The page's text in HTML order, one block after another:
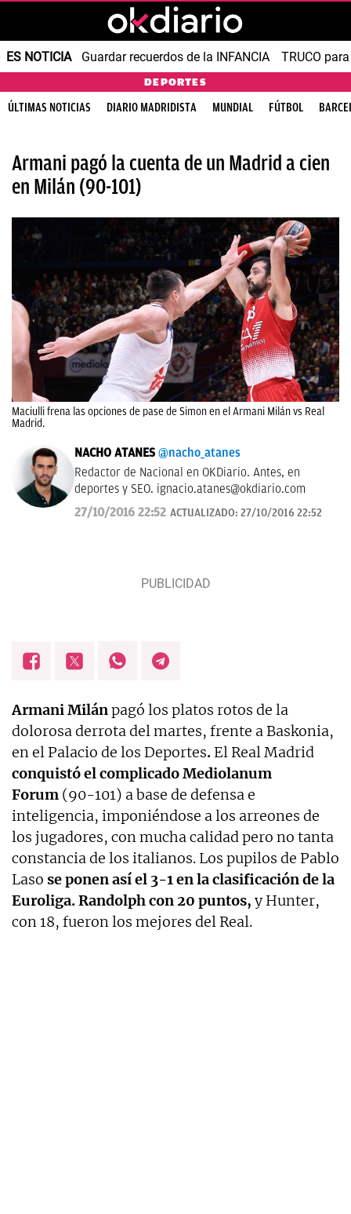
ES NOTICIA Guardar recuerdos de la INFANCIA TRUCO
DEPORTES
ÚLTIMAS NOTICIAS DIARIO MADRIDISTA MUNDIAL FÚTBOL
Armani pagó la cuenta de un Madrid a cien
en Milán (90-101)
Maciulli frena las opciones de pase de Simon en el Armani Milán vs Real
Madrid.
NACHO ATANES @nacho_atanes
Redactor de Nacional en OKDiario. Antes, en
deportes y SEO. ignacio.atanes@okdiario.com
27/10/2016 22:52 ACTUALIZADO: 27/10/2016 22:52
Armani Milánpagó los platos rotos de la
dolorosa derrota del martes, frente a Baskonia,
en el Palacio de los Deportes. El Real Madrid
conquistó el complicado Mediolanum
Forum (90-101) a base de defensa e
inteligencia, imponiéndose a los arreones de
los jugadores, con mucha calidad pero no tanta
constancia de los italianos. Los pupilos de Pablo
Laso se ponen así el 3-1 en la clasificación de la
Euroliga. Randolph con 20 puntos, y Hunter,
con 18, fueron los mejores del Real.